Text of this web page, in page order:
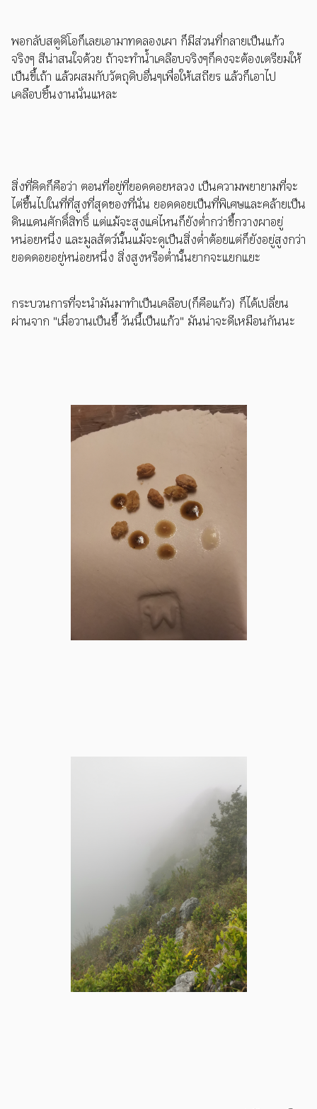
พอกลับสตูดิโอก็เลยเอามาทดลองเผา ก็มีส่วนที่กลายเป็นแก้ว
จริงๆ สีน่าสนใจด้วย ถ้าจะทำน้ำเคลือบจริงๆก็คงจะต้องเตรียมให้
เป็นขี้เถ้า แล้วผสมกับวัตถุดิบอื่นๆเพื่อให้เสถียร แล้วก็เอาไป
เคลือบชิ้นงานนั่นแหละ
สิ่งที่คิดก็คือว่า ตอนที่อยู่ที่ยอดดอยหลวง เป็นความพยายามที่จะ
ไต่ขึ้นไปในที่ที่สูงที่สุดของที่นั่น ยอดดอยเป็นที่พิเศษและคล้ายเป็น
ดินแดนศักดิ์สิทธิ์ แต่แม้จะสูงแค่ไหนก็ยังต่ำกว่าขี้กวางผาอยู่
หน่อยหนึ่ง และมูลสัตว์นั้นแม้จะดูเป็นสิ่งต่ำต้อยแต่ก็ยังอยู่สูงกว่า
ยอดดอยอยู่หน่อยหนึ่ง สิ่งสูงหรือต่ำนั้นยากจะแยกแยะ
กระบวนการที่จะนำมันมาทำเป็นเคลือบ(ก็คือแก้ว) ก็ได้เปลี่ยน
ผ่านจาก "เมื่อวานเป็นขี้ วันนี้เป็นแก้ว" มันน่าจะดีเหมือนกันนะ